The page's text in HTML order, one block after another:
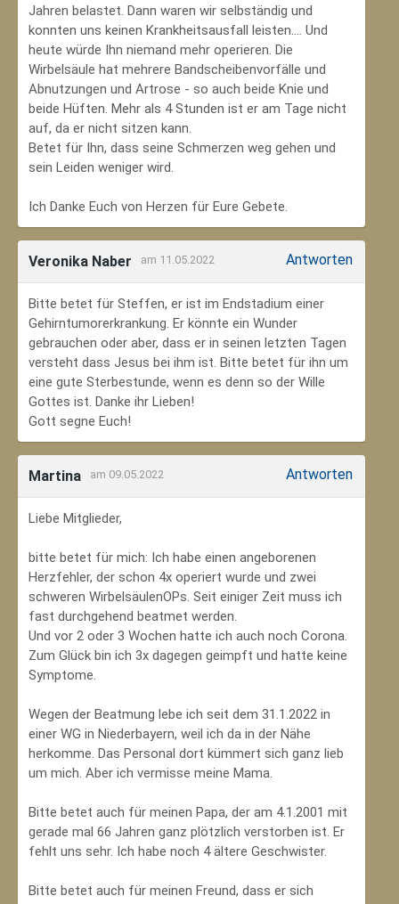
Jahren belastet. Dann waren wir selbständig und
konnten uns keinen Krankheitsausfall leisten.... Und
heute würde Ihn niemand mehr operieren. Die
Wirbelsäule hat mehrere Bandscheibenvorfälle und
Abnutzungen und Artrose - so auch beide Knie und
beide Hüften. Mehr als 4 Stunden ist er am Tage nicht
auf, da er nicht sitzen kann.
Betet für Ihn, dass seine Schmerzen weg gehen und
sein Leiden weniger wird.
Ich Danke Euch von Herzen für Eure Gebete.
Veronika Naber am 11.05.2022 Antworten
Bitte betet für Steffen, er ist im Endstadium einer
Gehirntumorerkrankung. Er könnte ein Wunder
gebrauchen oder aber, dass er in seinen letzten Tagen
versteht dass Jesus bei ihm ist. Bitte betet für ihn um
eine gute Sterbestunde, wenn es denn so der Wille
Gottes ist. Danke ihr Lieben!
Gott segne Euch!
Martina am 09.05.2022 Antworten
Liebe Mitglieder,
bitte betet für mich: Ich habe einen angeborenen
Herzfehler, der schon 4x operiert wurde und zwei
schweren WirbelsäulenOPs. Seit einiger Zeit muss ich
fast durchgehend beatmet werden.
Und vor 2 oder 3 Wochen hatte ich auch noch Corona.
Zum Glück bin ich 3x dagegen geimpft und hatte keine
Symptome.
Wegen der Beatmung lebe ich seit dem 31.1.2022 in
einer WG in Niederbayern, weil ich da in der Nähe
herkomme. Das Personal dort kümmert sich ganz lieb
um mich. Aber ich vermisse meine Mama.
Bitte betet auch für meinen Papa, der am 4.1.2001 mit
gerade mal 66 Jahren ganz plötzlich verstorben ist. Er
fehlt uns sehr. Ich habe noch 4 ältere Geschwister.
Bitte betet auch für meinen Freund, dass er sich